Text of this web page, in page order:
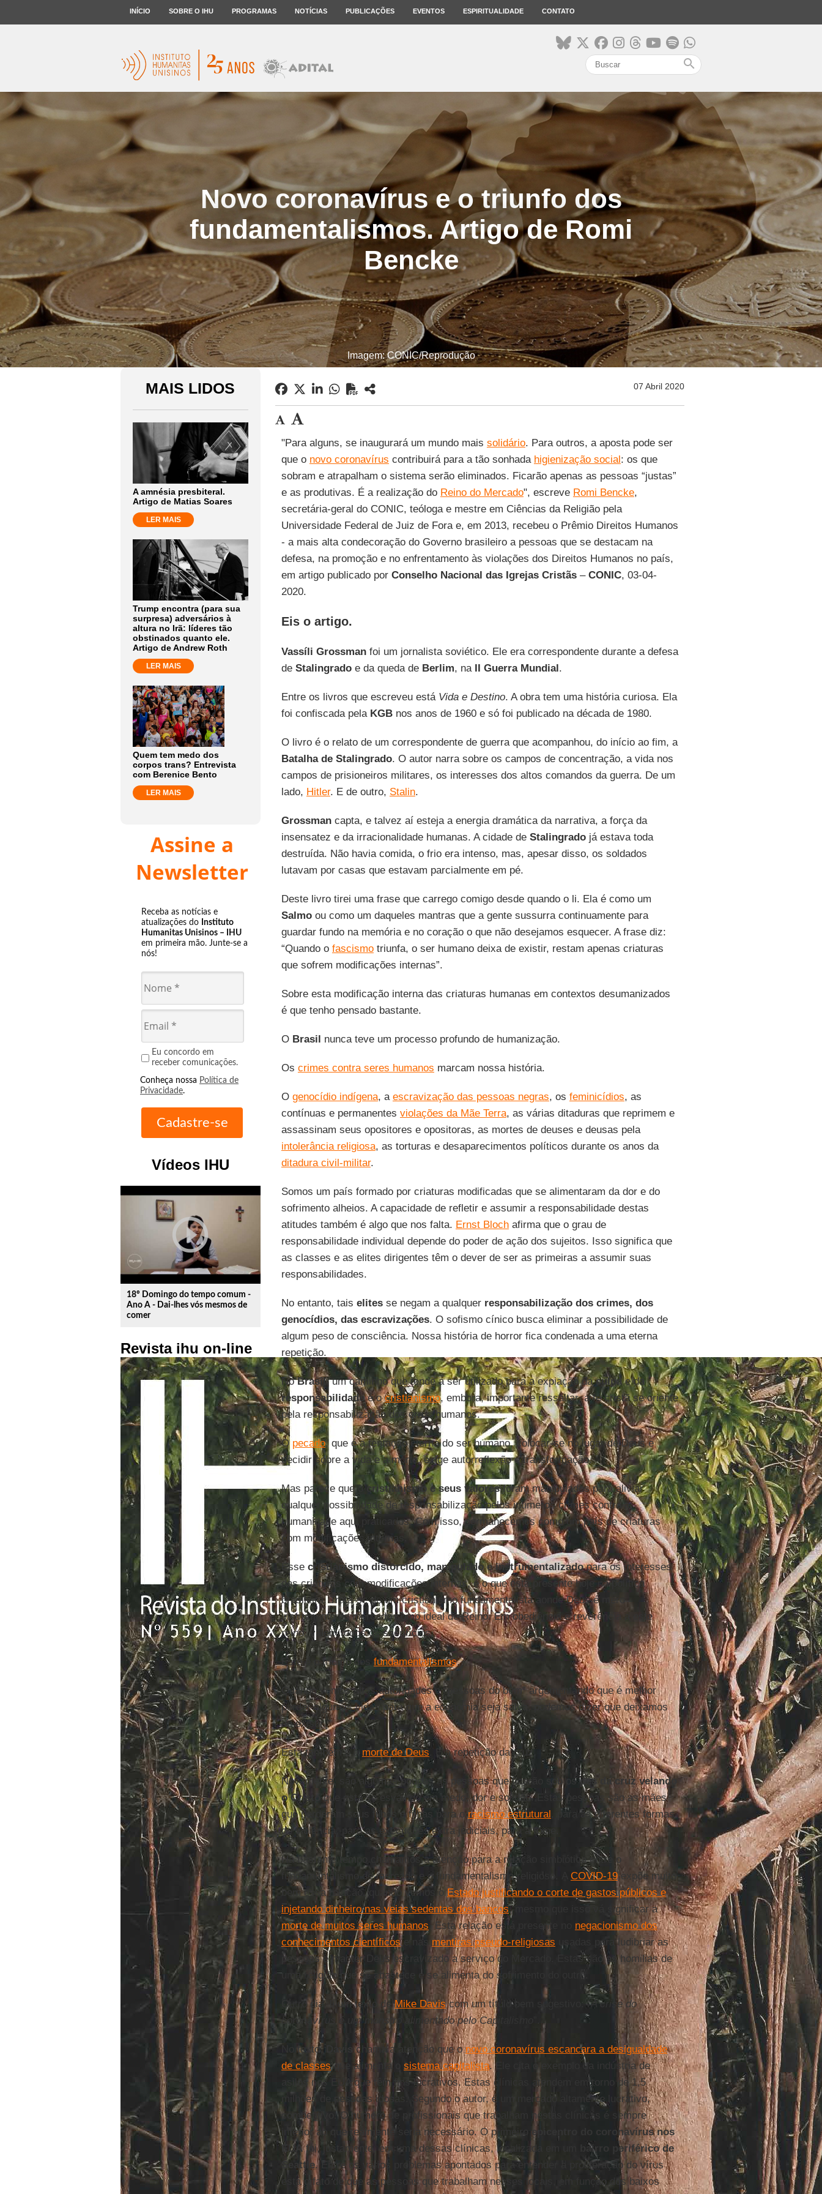
INÍCIO SOBRE O IHU PROGRAMAS NOTÍCIAS PUBLICAÇÕES EVENTOS ESPIRITUALIDADE CONTATO
search
Novo coronavírus e o triunfo dos
fundamentalismos. Artigo de Romi
Bencke
Imagem: CONIC/Reprodução
MAIS LIDOS
A amnésia presbiteral.
Artigo de Matias Soares
LER MAIS
Trump encontra (para sua
surpresa) adversários à
altura no Irã: líderes tão
obstinados quanto ele.
Artigo de Andrew Roth
LER MAIS
Quem tem medo dos
corpos trans? Entrevista
com Berenice Bento
LER MAIS
Assine a
Newsletter
Receba as notícias e
atualizações do Instituto
Humanitas Unisinos – IHU
em primeira mão. Junte-se a
nós!
Eu concordo em
receber comunicações.
Conheça nossa Política de
Privacidade.
Vídeos IHU
play_circle_outline
18º Domingo do tempo comum -
Ano A - Dai-lhes vós mesmos de
comer
Revista ihu on-line
07 Abril 2020
"Para alguns, se inaugurará um mundo mais solidário. Para outros, a aposta pode ser
que o novo coronavírus contribuirá para a tão sonhada higienização social: os que
sobram e atrapalham o sistema serão eliminados. Ficarão apenas as pessoas “justas”
e as produtivas. É a realização do Reino do Mercado", escreve Romi Bencke,
secretária-geral do CONIC, teóloga e mestre em Ciências da Religião pela
Universidade Federal de Juiz de Fora e, em 2013, recebeu o Prêmio Direitos Humanos
- a mais alta condecoração do Governo brasileiro a pessoas que se destacam na
defesa, na promoção e no enfrentamento às violações dos Direitos Humanos no país,
em artigo publicado por Conselho Nacional das Igrejas Cristãs –CONIC, 03-04-
2020.
Eis o artigo.
Vassíli Grossmanfoi um jornalista soviético. Ele era correspondente durante a defesa
de Stalingradoe da queda de Berlim, na II Guerra Mundial.
Entre os livros que escreveu está Vida e Destino. A obra tem uma história curiosa. Ela
foi confiscada pela KGBnos anos de 1960 e só foi publicado na década de 1980.
O livro é o relato de um correspondente de guerra que acompanhou, do início ao fim, a
Batalha de Stalingrado. O autor narra sobre os campos de concentração, a vida nos
campos de prisioneiros militares, os interesses dos altos comandos da guerra. De um
lado, Hitler. E de outro, Stalin.
Grossmancapta, e talvez aí esteja a energia dramática da narrativa, a força da
insensatez e da irracionalidade humanas. A cidade de Stalingradojá estava toda
destruída. Não havia comida, o frio era intenso, mas, apesar disso, os soldados
lutavam por casas que estavam parcialmente em pé.
Deste livro tirei uma frase que carrego comigo desde quando o li. Ela é como um
Salmoou como um daqueles mantras que a gente sussurra continuamente para
guardar fundo na memória e no coração o que não desejamos esquecer. A frase diz:
“Quando o fascismotriunfa, o ser humano deixa de existir, restam apenas criaturas
que sofrem modificações internas”.
Sobre esta modificação interna das criaturas humanas em contextos desumanizados
é que tenho pensado bastante.
O Brasil nunca teve um processo profundo de humanização.
Os crimes contra seres humanos marcam nossa história.
O genocídio indígena, a escravização das pessoas negras, os feminicídios, as
contínuas e permanentes violações da Mãe Terra, as várias ditaduras que reprimem e
assassinam seus opositores e opositoras, as mortes de deuses e deusas pela
intolerância religiosa, as torturas e desaparecimentos políticos durante os anos da
ditadura civil-militar.
Somos um país formado por criaturas modificadas que se alimentaram da dor e do
sofrimento alheios. A capacidade de refletir e assumir a responsabilidade destas
atitudes também é algo que nos falta. Ernst Blochafirma que o grau de
responsabilidade individual depende do poder de ação dos sujeitos. Isso significa que
as classes e as elites dirigentes têm o dever de ser as primeiras a assumir suas
responsabilidades.
No entanto, tais elitesse negam a qualquer responsabilização dos crimes, dos
genocídios, das escravizações. O sofismo cínico busca eliminar a possibilidade de
algum peso de consciência. Nossa história de horror fica condenada a uma eterna
repetição.
NoBrasil, um caminho que tende a ser utilizado para a expiação daculpae da
responsabilidadeé ocristianismo, embora, importante ressaltar, a fé cristã se oriente
pela responsabilização dos erros humanos.
O pecado, que é a tentação eterna do ser humano, colocar-se no lugar de Deus e
decidir sobre a vida e a morte, exige autorreflexão e transformação.
Mas parece que ocristianismo e seus valoresforam manipulados para aliviar
qualquer possibilidade de responsabilização pelos inúmeros crimes contra a
humanidade aqui praticados. Com isso, permanecemos como um país de criaturas
com modificações internas.
Esse cristianismo distorcido, manipulado e instrumentalizadopara os interesses
das criaturas com modificações internas, é o que está presente hoje na política
brasileira. Trata-se de um cristianismo fundamentalista aonde Deus é mero
instrumento do mercado como ideal de Reino. Em obediência e reverência a este
reino, valem todos os sacrifícios.
Este é o triunfo dos fundamentalismos.
Quando vemos altas autoridades e “pessoas do bem” argumentando que é melhor
perder algumas vidas para que a economia seja salva, podemos dizer que deixamos
de existir.
Esta também é a morte de Deus . É a repetição da cruz.
Novamente, são algumas poucas as pessoas que ficarão sob ospés da cruz velando
o Cristo que está se esvaindo em medo, dor e solidão. Estas pessoas são as mães
que perderam seus filhos e filhas para oracismo estrutural , para as diferentes formas
de violência, para as execuções extra judiciais, para a fome.
Há bastante tempo chamamos a atenção para a relação simbiótica entre o
fundamentalismo de mercado e o fundamentalismo religioso. A COVID-19expõe muito
bem essa relação, quando vemos o Estado justificando o corte de gastos públicos e
injetando dinheiro nas veias sedentas dos bancos, mesmo que isso vá significar a
morte de muitos seres humanos . Esta relação está presente no negacionismo dos
conhecimentos científicose nas mentiras pseudo-religiosas usadas para ludibriar as
pessoas e manter Deus escravizado a serviço do Mercado. Estas são as homilias de
uma religião que se abastece e se alimenta do sofrimento do outro.
Outro dia, li um texto deMike Daviscom um título bem sugestivo: “A crise do
coronavírus é um monstro alimentado pelo Capitalismo
No texto, Davis chama a atenção que onovo coronavírus escancara a desigualdade
de classesque alimenta o sistema capitalista. Ele cita o exemplo da indústria de
asilos nos EUA que têm fins lucrativos. Estas clínicas atendem em torno de 1,5
milhões de pessoas idosas. Segundo o autor, é um mercado altamente lucrativo,
competitivo. O número de profissionais que trabalham nestas clínicas é sempre
inferior ao que realmente seria necessário. O primeiro epicentro do coronavírus nos
EUAfoi, justamente, em uma dessas clínicas, localizada em um
bairro periférico de
Seattle. Entre os vários problemas apontados para entender a proliferação do vírus
está o fato de que as pessoas que trabalham nesses locais, em função dos baixos